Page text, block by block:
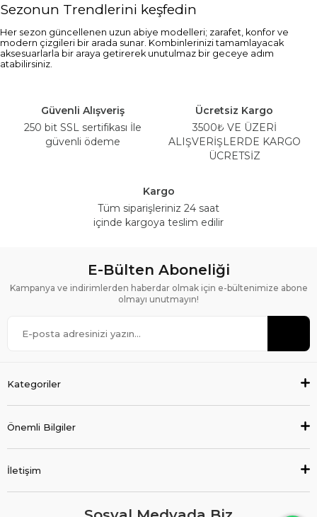
Sezonun Trendlerini keşfedin
Her sezon güncellenen uzun abiye modelleri; zarafet, konfor ve
modern çizgileri bir arada sunar. Kombinlerinizi tamamlayacak
aksesuarlarla bir araya getirerek unutulmaz bir geceye adım
atabilirsiniz.
Güvenli Alışveriş
250 bit SSL sertifikası İle
güvenli ödeme
Ücretsiz Kargo
3500₺ VE ÜZERİ
ALIŞVERİŞLERDE KARGO
ÜCRETSİZ
Kargo
Tüm siparişleriniz 24 saat
içinde kargoya teslim edilir
E-Bülten Aboneliği
Kampanya ve indirimlerden haberdar olmak için e-bültenimize abone
olmayı unutmayın!
Kategoriler
Önemli Bilgiler
İletişim